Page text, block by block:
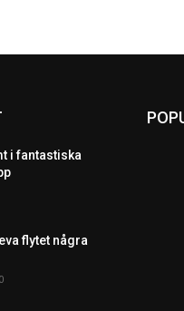
i fantastiska
flytet några